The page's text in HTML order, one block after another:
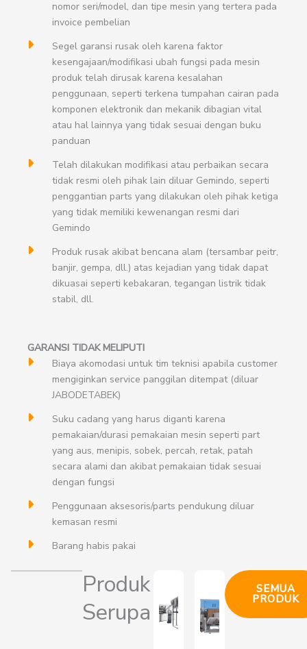
nomor seri/model, dan tipe mesin yang tertera pada
invoice pembelian
Segel garansi rusak oleh karena faktor
kesengajaan/modifikasi ubah fungsi pada mesin
produk telah dirusak karena kesalahan
penggunaan, seperti terkena tumpahan cairan pada
komponen elektronik dan mekanik dibagian vital
atau hal lainnya yang tidak sesuai dengan buku
panduan
Telah dilakukan modifikasi atau perbaikan secara
tidak resmi oleh pihak lain diluar Gemindo, seperti
penggantian parts yang dilakukan oleh pihak ketiga
yang tidak memiliki kewenangan resmi dari
Gemindo
Produk rusak akibat bencana alam (tersambar peitr,
banjir, gempa, dll.) atas kejadian yang tidak dapat
dikuasai seperti kebakaran, tegangan listrik tidak
stabil, dll.
GARANSI TIDAK MELIPUTI
Biaya akomodasi untuk tim teknisi apabila customer
mengiginkan service panggilan ditempat (diluar
JABODETABEK)
Suku cadang yang harus diganti karena
pemakaian/durasi pemakaian mesin seperti part
yang aus, menipis, sobek, percah, retak, patah
secara alami dan akibat pemakaian tidak sesuai
dengan fungsi
Penggunaan aksesoris/parts pendukung diluar
kemasan resmi
Barang habis pakai
Produk
Serupa
SEMUA
PRODUK